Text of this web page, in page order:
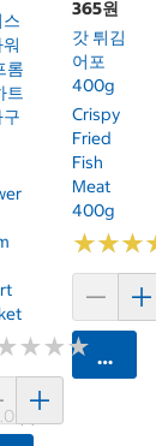
(3)
롬
트
★★★
★★★
365원
갓 튀김
어포
400g
Crispy
Fried
Fish
Meat
400g
★★★
★★★
카트에